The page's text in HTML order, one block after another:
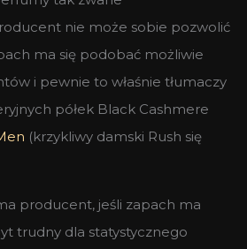
nie może sobie pozwolić
ma się podobać możliwie
i pewnie to właśnie tłumaczy
półek Black Cashmere
(krzykliwy damski Rush się
producent, jeśli zapach ma
trudny dla statystycznego